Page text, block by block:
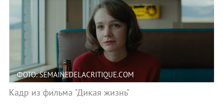
ФОТО: SEMAINEDELACRITIQUE.COM
Кадр из фильма "Дикая жизнь"